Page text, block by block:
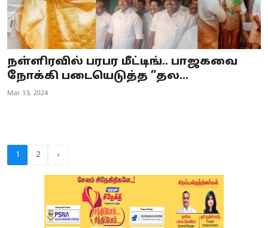
நள்ளிரவில் பரபர மீட்டிங்.. பாஜகவை
நோக்கி படையெடுத்த ”தல...
Mar 13, 2024
1 2 ›